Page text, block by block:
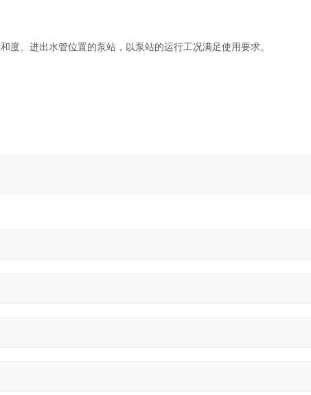
度、进出水管位置的泵站，以泵站的运行工况满足使用要求。